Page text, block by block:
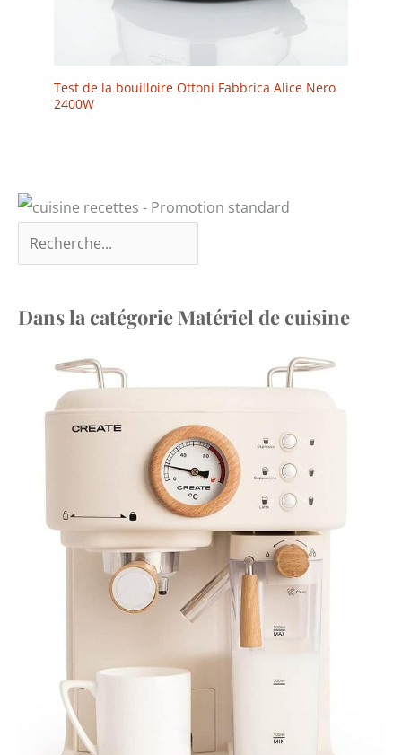
Test de la bouilloire Ottoni Fabbrica Alice Nero
2400W
Dans la catégorie Matériel de cuisine